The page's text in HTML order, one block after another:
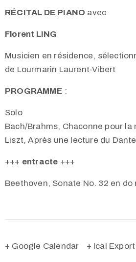
RÉCITAL DE PIANO avec
Florent LING
Musicien en résidence,
de Lourmarin Laurent-Vibert
PROGRAMME :
Solo
Bach/Brahms, Chaconne pour la
Liszt, Après une lecture du Dante
+++ entracte +++
Beethoven, Sonate No. 32 en do
+ Google Calendar + Ical Export